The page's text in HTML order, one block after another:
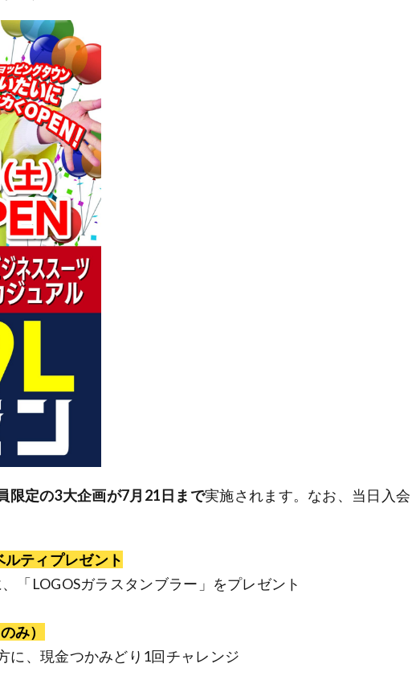
限定の3大企画が7月21日まで実施されます。なお、当日入会
ティプレゼント
「LOGOSガラスタンブラー」をプレゼント
み）
に、現金つかみどり1回チャレンジ